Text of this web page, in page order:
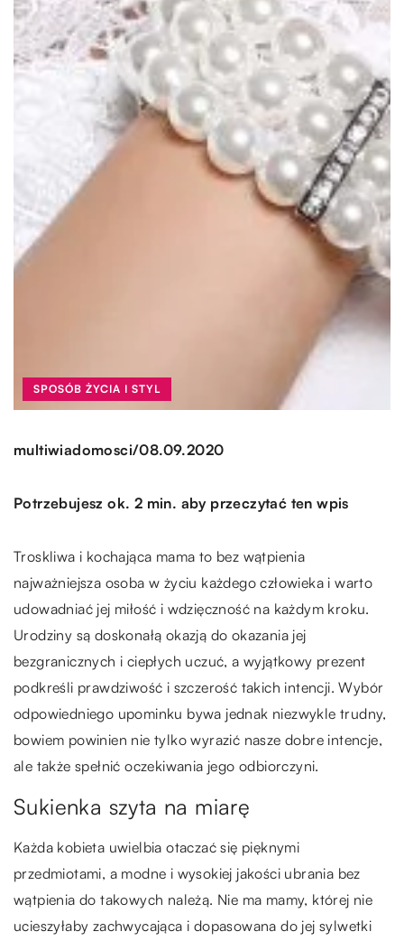
SPOSÓB ŻYCIA I STYL
multiwiadomosci/08.09.2020
Potrzebujesz ok. 2 min. aby przeczytać ten wpis
Troskliwa i kochająca mama to bez wątpienia
najważniejsza osoba w życiu każdego człowieka i warto
udowadniać jej miłość i wdzięczność na każdym kroku.
Urodziny są doskonałą okazją do okazania jej
bezgranicznych i ciepłych uczuć, a wyjątkowy prezent
podkreśli prawdziwość i szczerość takich intencji. Wybór
odpowiedniego upominku bywa jednak niezwykle trudny,
bowiem powinien nie tylko wyrazić nasze dobre intencje,
ale także spełnić oczekiwania jego odbiorczyni.
Sukienka szyta na miarę
Każda kobieta uwielbia otaczać się pięknymi
przedmiotami, a modne i wysokiej jakości ubrania bez
wątpienia do takowych należą. Nie ma mamy, której nie
ucieszyłaby zachwycająca i dopasowana do jej sylwetki